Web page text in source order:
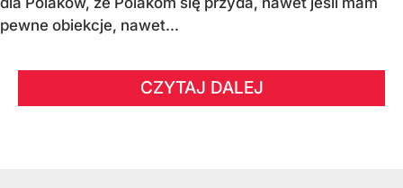
pewne obiekcje, nawet...
CZYTAJ DALEJ